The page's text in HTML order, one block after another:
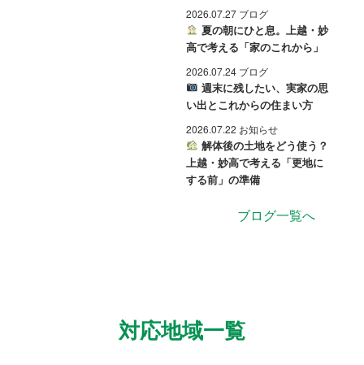
2026.07.27 ブログ
夏の朝にひと息。上越・妙
高で考える「家のこれから」
2026.07.24 ブログ
週末に残したい、実家の思
い出とこれからの住まい方
2026.07.22 お知らせ
解体後の土地をどう使う？
上越・妙高で考える「更地に
する前」の準備
ブログ一覧へ
対応地域一覧